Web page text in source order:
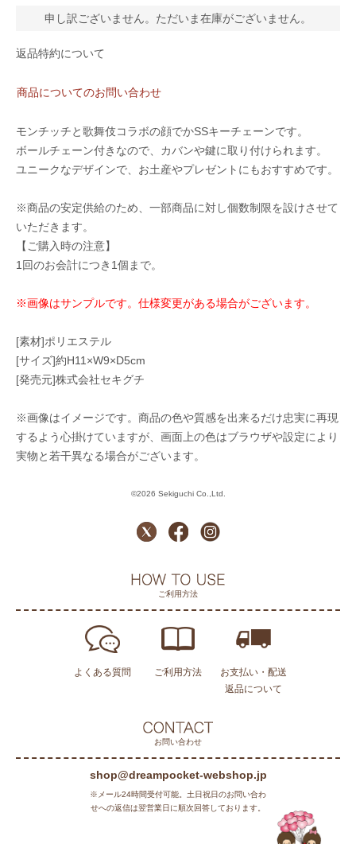
申し訳ございません。ただいま在庫がございません。
返品特約について
商品についてのお問い合わせ
モンチッチと歌舞伎コラボの顔でかSSキーチェーンです。
ボールチェーン付きなので、カバンや鍵に取り付けられます。
ユニークなデザインで、お土産やプレゼントにもおすすめです。
※商品の安定供給のため、一部商品に対し個数制限を設けさせて
いただきます。
【ご購入時の注意】
1回のお会計につき1個まで。
※画像はサンプルです。仕様変更がある場合がございます。
[素材]ポリエステル
[サイズ]約H11×W9×D5cm
[発売元]株式会社セキグチ
※画像はイメージです。商品の色や質感を出来るだけ忠実に再現
するよう心掛けていますが、画面上の色はブラウザや設定により
実物と若干異なる場合がございます。
©2026 Sekiguchi Co.,Ltd.
お問い合わせ
shop@dreampocket-webshop.jp
※メール24時間受付可能。土日祝日のお問い合わ
せへの返信は翌営業日に順次回答しております。
ご利用方法
よくある質問 ご利用方法
お支払い・配送
返品について